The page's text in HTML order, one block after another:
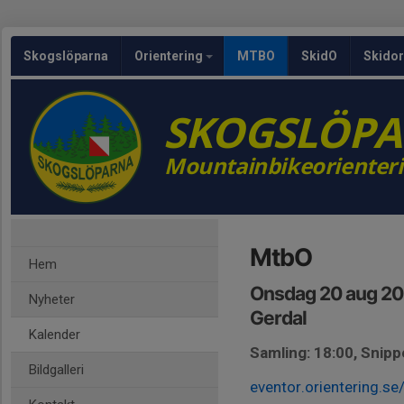
Skogslöparna Orientering MTBO SkidO Skidor
Hem
Nyheter
Kalender
Bildgalleri
MtbO
Onsdag 20 aug
Gerdal
Samling: 18:00,